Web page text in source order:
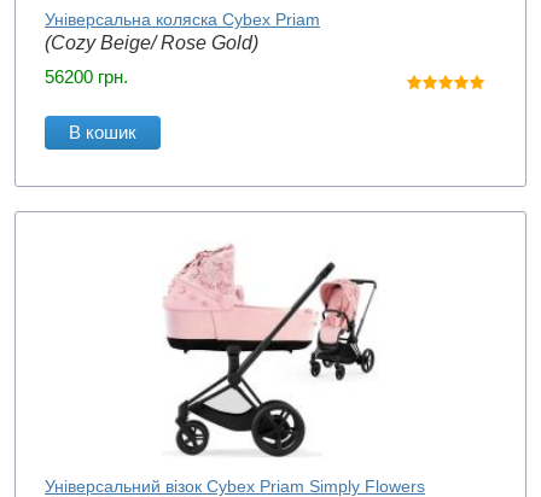
Універсальна коляска Cybex Priam
(Cozy Beige/ Rose Gold)
56200 грн.
В кошик
Універсальний візок Cybex Priam Simply Flowers